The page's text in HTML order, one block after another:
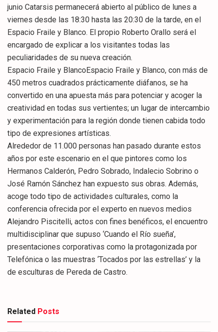
junio Catarsis permanecerá abierto al público de lunes a
viernes desde las 18:30 hasta las 20:30 de la tarde, en el
Espacio Fraile y Blanco. El propio Roberto Orallo será el
encargado de explicar a los visitantes todas las
peculiaridades de su nueva creación.
Espacio Fraile y BlancoEspacio Fraile y Blanco, con más de
450 metros cuadrados prácticamente diáfanos, se ha
convertido en una apuesta más para potenciar y acoger la
creatividad en todas sus vertientes; un lugar de intercambio
y experimentación para la región donde tienen cabida todo
tipo de expresiones artísticas.
Alrededor de 11.000 personas han pasado durante estos
años por este escenario en el que pintores como los
Hermanos Calderón, Pedro Sobrado, Indalecio Sobrino o
José Ramón Sánchez han expuesto sus obras. Además,
acoge todo tipo de actividades culturales, como la
conferencia ofrecida por el experto en nuevos medios
Alejandro Piscitelli, actos con fines benéficos, el encuentro
multidisciplinar que supuso ‘Cuando el Río sueña’,
presentaciones corporativas como la protagonizada por
Telefónica o las muestras ‘Tocados por las estrellas’ y la
de esculturas de Pereda de Castro.
Related Posts